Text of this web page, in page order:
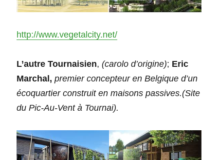
http://www.vegetalcity.net/
L’autre Tournaisien,(carolo d’origine); Eric
Marchal, premier concepteur en Belgique d’un
écoquartier construit en maisons passives.(Site
du Pic-Au-Vent à Tournai).